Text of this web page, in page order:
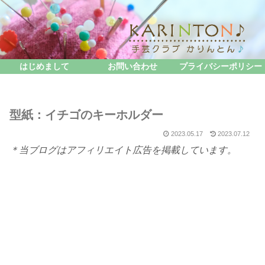
はじめまして お問い合わせ プライバシーポリシー
型紙：イチゴのキーホルダー
2023.05.17 2023.07.12
＊当ブログはアフィリエイト広告を掲載しています。